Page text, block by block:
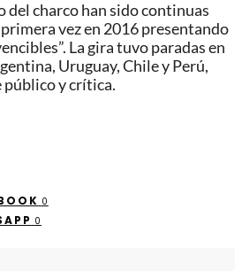
del charco han sido continuas
vez en 2016 presentando
La gira tuvo paradas en
Uruguay, Chile y Perú,
público y crítica.
0
0